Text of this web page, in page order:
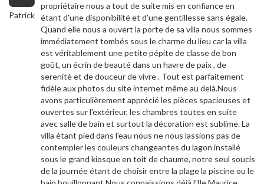
Patrick
propriétaire nous a tout de suite mis en confiance en
étant d'une disponibilité et d'une gentillesse sans égale.
Quand elle nous a ouvert la porte de sa villa nous sommes
immédiatement tombés sous le charme du lieu car la villa
est véritablement une petite pépite de classe de bon
goût, un écrin de beauté dans un havre de paix , de
serenité et de douceur de vivre . Tout est parfaitement
fidèle aux photos du site internet même au delà.Nous
avons particulièrement apprécié les pièces spacieuses et
ouvertes sur l'extérieur, les chambres toutes en suite
avec salle de bain et surtout la décoration est sublime. La
villa étant pied dans l'eau nous ne nous lassions pas de
contempler les couleurs changeantes du lagon installé
sous le grand kiosque en toit de chaume, notre seul soucis
de la journée étant de choisir entre la plage la piscine ou le